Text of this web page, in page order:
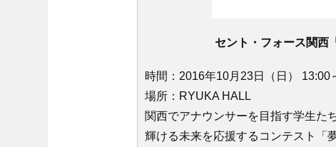
セント・フォース関西
時間：2016年10月23日（日） 13:00
場所：RYUKA HALL
関西でアナウンサーを目指す学生た
輝ける未来を応援するコンテスト「